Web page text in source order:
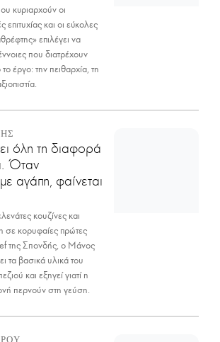
κυριαρχούν οι
και οι εύκολες
επιλέγει να
που διατρέχουν
έργο: την πειθαρχία, τη
όλη τη διαφορά
Όταν
αγάπη, φαίνεται
κουζίνες και
σε κορυφαίες πρώτες
της Σπονδής, ο Μάνος
τα βασικά υλικά του
και εξηγεί γιατί η
περνούν στη γεύση.